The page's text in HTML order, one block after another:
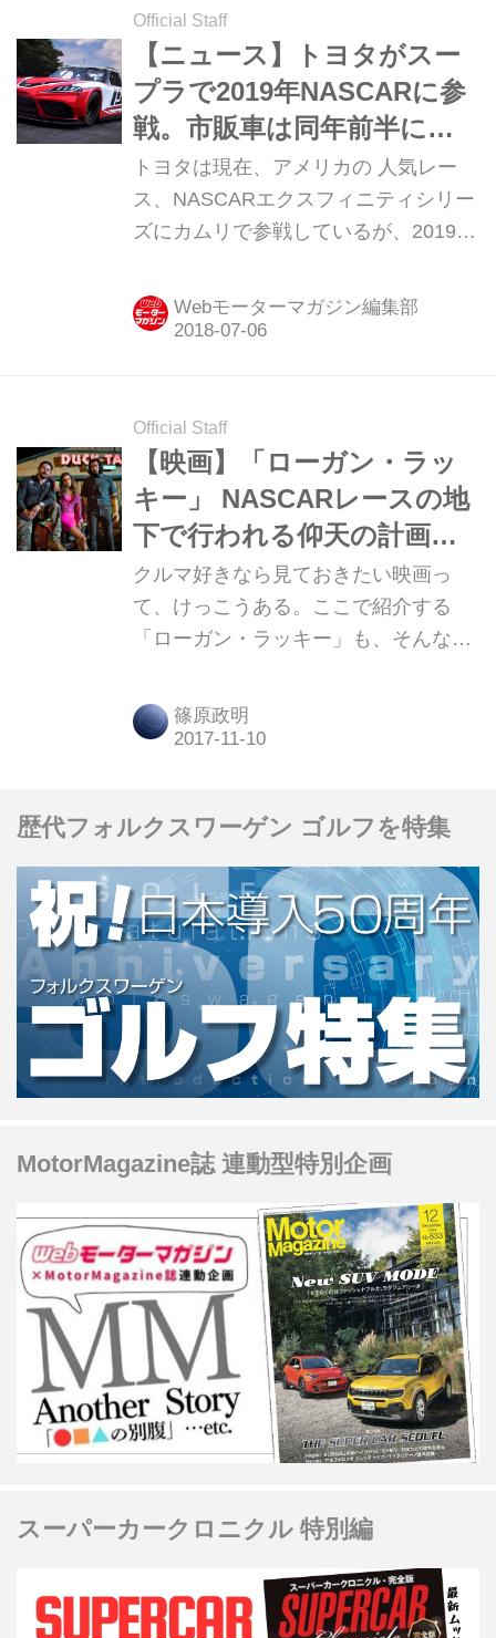
Official Staff
【ニュース】トヨタがスー
プラで2019年NASCARに参
戦。市販車は同年前半に販
売へ
トヨタは現在、アメリカの 人気レー
ス、NASCARエクスフィニティシリー
ズにカムリで参戦しているが、2019年
した。また、市販車は同年前半から世
界各国で順次、販売するとのことだ。
Webモーターマガジン編集部
Official Staff
【映画】「ローガン・ラッ
キー」 NASCARレースの地
下で行われる仰天の計画と
は!?
クルマ好きなら見ておきたい映画っ
て、けっこうある。ここで紹介する
「ローガン・ラッキー」も、そんな作
Industries Inc. All Rights Reserved.
篠原政明
歴代フォルクスワーゲン ゴルフを特集
MotorMagazine誌 連動型特別企画
スーパーカークロニクル 特別編